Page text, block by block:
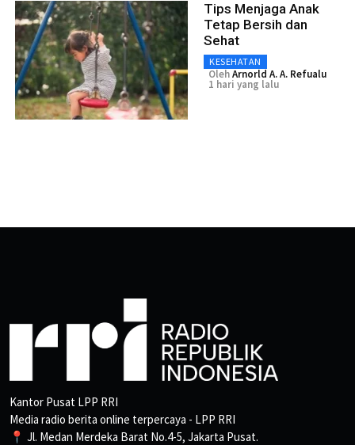
Tips Menjaga Anak
Tetap Bersih dan
Sehat
KESEHATAN
OlehArnorld A. A. Refualu
1 hari yang lalu
Kantor Pusat LPP RRI
Media radio berita online terpercaya - LPP RRI
📍 Jl. Medan Merdeka Barat No.4-5, Jakarta Pusat.